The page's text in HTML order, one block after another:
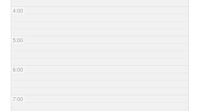
4:00
5:00
6:00
7:00